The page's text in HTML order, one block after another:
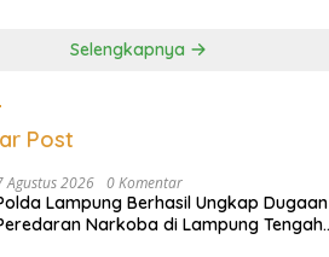
Selengkapnya
Post
Agustus 2026 0 Komentar
Lampung Berhasil Ungkap Dugaan
Narkoba di Lampung Tengah,